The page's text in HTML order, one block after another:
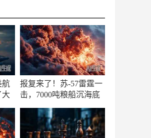
航
大
报复来了！苏-57雷霆一
击，7000吨粮船沉海底